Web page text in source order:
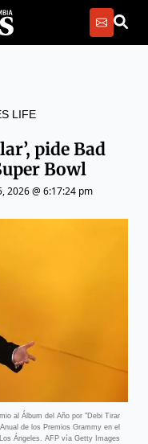
LIFE
pide Bad
Bowl
2026 @ 6:17:24 pm
al Álbum del Año por "Debi Tirar
de los Premios Grammy en el
Ángeles. AFP vía Getty Images